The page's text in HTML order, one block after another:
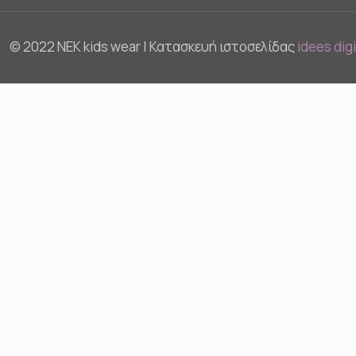
© 2022 NEK kids wear | Κατασκευή ιστοσελίδας idees